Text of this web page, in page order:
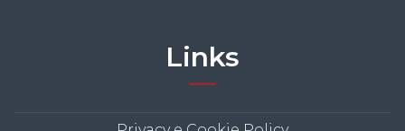
Links